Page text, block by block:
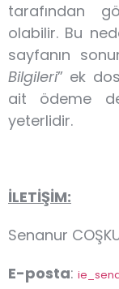
tarafından
olabilir. Bu
sayfanın
Bilgileri” ek
ait ödeme
yeterlidir.
İLETİŞİM:
Senanur
E-posta: